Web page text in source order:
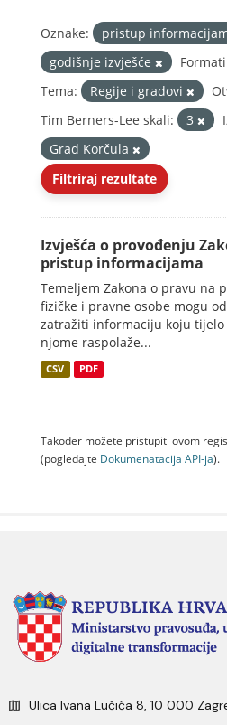
Oznake:
pristup
godišnje izvješće
Tema:
Regije i gradovi
Tim Berners-Lee skali:
3
Grad Korčula
Filtriraj rezultate
Izvješća o provođenju
pristup informacijama
Temeljem Zakona o pravu na
fizičke i pravne osobe mogu
zatražiti informaciju koju
njome raspolaže...
CSV PDF
Također možete pristupiti ovom
(pogledajte Dokumenаtаcijа API-jа).